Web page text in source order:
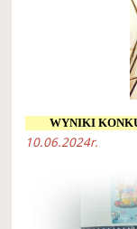
WYNIKI
10.06.2024r.